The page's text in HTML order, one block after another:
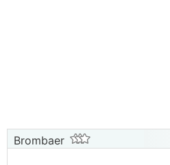
Brombaer